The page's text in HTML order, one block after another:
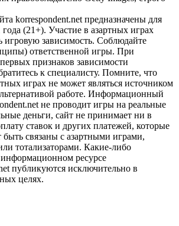
korrespondent.net предназначены для
(21+). Участие в азартных играх
игровую зависимость. Соблюдайте
ответственной игры. При
признаков зависимости
к специалисту. Помните, что
играх не может являться источником
работе. Информационный
не проводит игры на реальные
деньги, сайт не принимает ни в
ставок и других платежей, которые
быть связаны с азартными играми,
тотализаторами. Какие-либо
ресурсе
публикуются исключительно в
целях.